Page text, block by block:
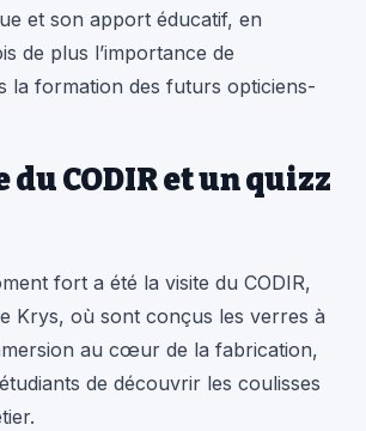
et son apport éducatif, en
de plus l’importance de
la formation des futurs opticiens-
CODIR et un quizz
fort a été la visite du CODIR,
Krys, où sont conçus les verres à
au cœur de la fabrication,
de découvrir les coulisses